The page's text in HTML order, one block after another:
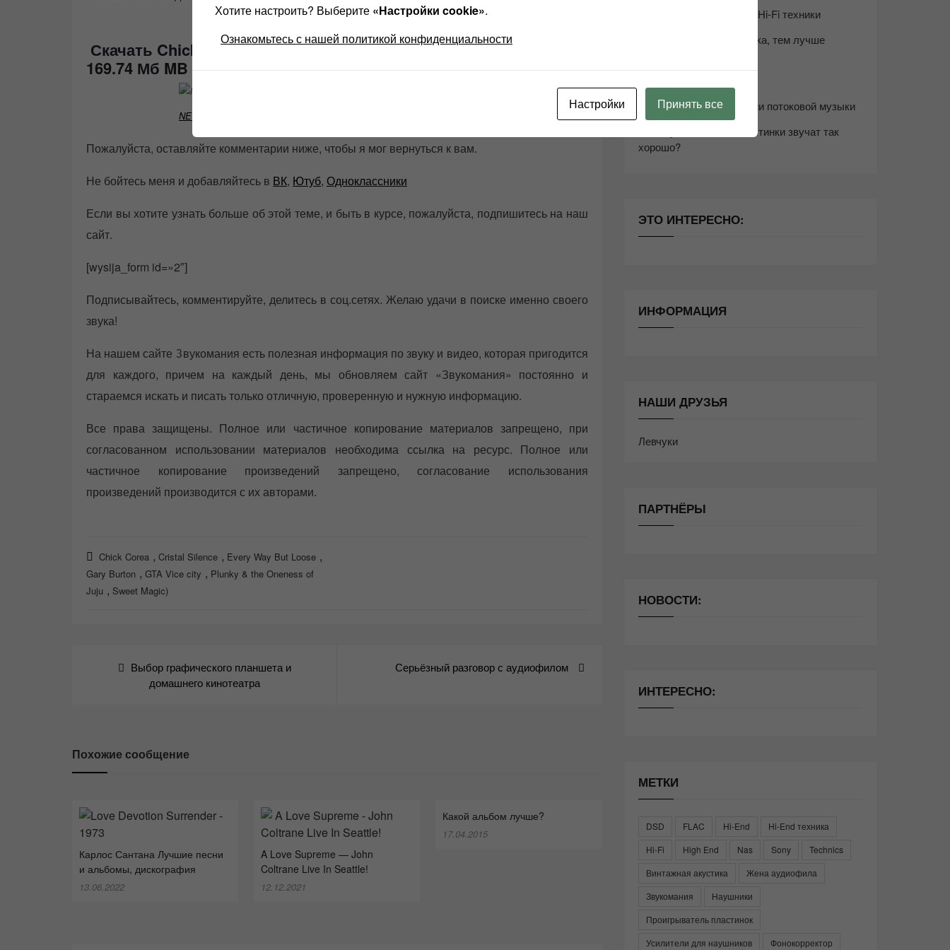
Скачать Chick Corea & Gary Burton — Crystal Silence Размер
169.74 Мб MB можноБЕСПЛАТНОЗДЕСЬ !!!
NEC CD-803 обзор
Пожалуйста, оставляйте комментарии ниже, чтобы я мог вернуться к вам.
Не бойтесь меня и добавляйтесь в ВК, Ютуб, Одноклассники
Если вы хотите узнать больше об этой теме, и быть в курсе, пожалуйста, подпишитесь на наш
сайт.
[wysija_form id=»2″]
Подписывайтесь, комментируйте, делитесь в соц.сетях. Желаю удачи в поиске именно своего
звука!
На нашем сайте Звукомания есть полезная информация по звуку и видео, которая пригодится
для каждого, причем на каждый день, мы обновляем сайт «Звукомания» постоянно и
стараемся искать и писать только отличную, проверенную и нужную информацию.
Все права защищены. Полное или частичное копирование материалов запрещено, при
согласованном использовании материалов необходима ссылка на ресурс. Полное или
частичное копирование произведений запрещено, согласование использования
произведений производится с их авторами.
Chick Corea , Cristal Silence , Every Way But Loose ,
Gary Burton , GTA Vice city , Plunky & the Oneness of
Juju , Sweet Magic)
Выбор графического планшета и
домашнего кинотеатра
Серьёзный разговор с аудиофилом
Похожие сообщение
Карлос Сантана Лучшие песни
и альбомы, дискография
13.06.2022
A Love Supreme — John
Coltrane Live In Seattle!
12.12.2021
Какой альбом лучше?
17.04.2015
Возьмите друга в салон Hi-Fi техники
Чем дороже аудиотехника, тем лучше
10 способов оптимизации потоковой музыки
Почему виниловые пластинки звучат так
хорошо?
ЭТО ИНТЕРЕСНО:
ИНФОРМАЦИЯ
НАШИ ДРУЗЬЯ
Левчуки
ПАРТНЁРЫ
НОВОСТИ:
ИНТЕРЕСНО:
МЕТКИ
DSD FLAC Hi-End
Hi-End техника
Hi-Fi
High End Nas Sony
Technics
Винтажная акустика
Жена аудиофила
Звукомания
Наушники
Проигрыватель пластинок
Усилители для наушников
Фонокорректор
Хотите настроить? Выберите «Настройки cookie».
Ознакомьтесь с нашей политикой конфиденциальности
Настройки Принять все